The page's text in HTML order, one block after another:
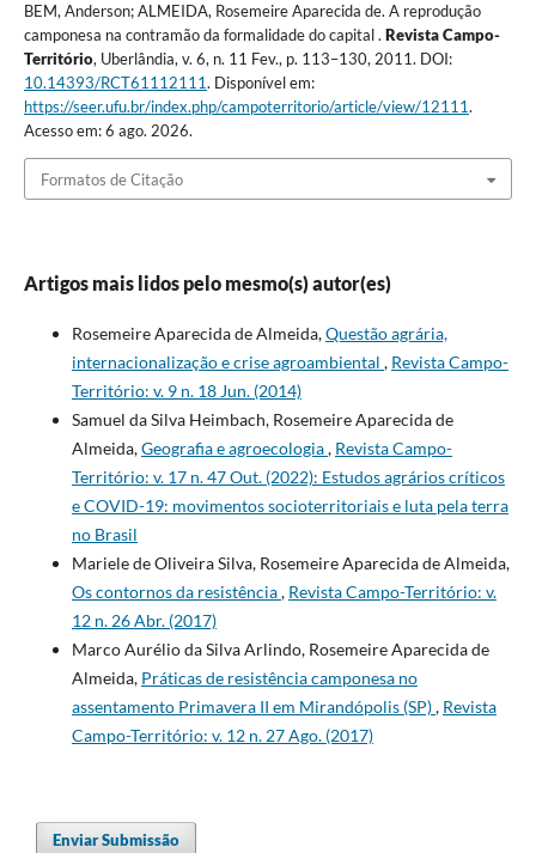
BEM, Anderson; ALMEIDA, Rosemeire Aparecida de. A reprodução
camponesa na contramão da formalidade do capital . Revista Campo-
Território, Uberlândia, v. 6, n. 11 Fev., p. 113–130, 2011. DOI:
10.14393/RCT61112111. Disponível em:
https://seer.ufu.br/index.php/campoterritorio/article/view/12111.
Acesso em: 6 ago. 2026.
Formatos de Citação
Artigos mais lidos pelo mesmo(s) autor(es)
Rosemeire Aparecida de Almeida,Questão agrária,
internacionalização e crise agroambiental , Revista Campo-
Território: v. 9 n. 18 Jun. (2014)
Samuel da Silva Heimbach, Rosemeire Aparecida de
Almeida,Geografia e agroecologia, Revista Campo-
Território: v. 17 n. 47 Out. (2022): Estudos agrários críticos
e COVID-19: movimentos socioterritoriais e luta pela terra
no Brasil
Mariele de Oliveira Silva, Rosemeire Aparecida de Almeida,
Os contornos da resistência, Revista Campo-Território: v.
12 n. 26 Abr. (2017)
Marco Aurélio da Silva Arlindo, Rosemeire Aparecida de
Almeida, Práticas de resistência camponesa no
assentamento Primavera II em Mirandópolis (SP), Revista
Campo-Território: v. 12 n. 27 Ago. (2017)
Enviar Submissão